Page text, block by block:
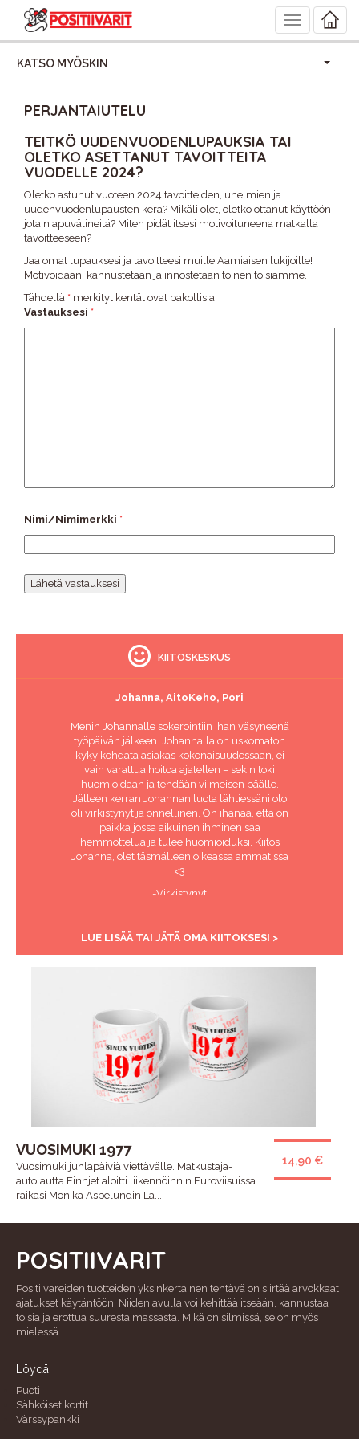
Toggle
navigation
KATSO MYÖSKIN
PERJANTAIUTELU
TEITKÖ UUDENVUODENLUPAUKSIA TAI
OLETKO ASETTANUT TAVOITTEITA
VUODELLE 2024?
Oletko astunut vuoteen 2024 tavoitteiden, unelmien ja
uudenvuodenlupausten kera? Mikäli olet, oletko ottanut käyttöön
jotain apuvälineitä? Miten pidät itsesi motivoituneena matkalla
tavoitteeseen?
Jaa omat lupauksesi ja tavoitteesi muille Aamiaisen lukijoille!
Motivoidaan, kannustetaan ja innostetaan toinen toisiamme.
Tähdellä * merkityt kentät ovat pakollisia
Vastauksesi *
Nimi/Nimimerkki *
KIITOSKESKUS
Johanna, AitoKeho, Pori
Menin Johannalle sokerointiin ihan väsyneenä
työpäivän jälkeen. Johannalla on uskomaton
kyky kohdata asiakas kokonaisuudessaan, ei
vain varattua hoitoa ajatellen – sekin toki
huomioidaan ja tehdään viimeisen päälle.
Jälleen kerran Johannan luota lähtiessäni olo
oli virkistynyt ja onnellinen. On ihanaa, että on
paikka jossa aikuinen ihminen saa
hemmottelua ja tulee huomioiduksi. Kiitos
Johanna, olet täsmälleen oikeassa ammatissa
<3
-Virkistynyt
LUE LISÄÄ TAI JÄTÄ OMA KIITOKSESI >
14,90 €
VUOSIMUKI 1977
Vuosimuki juhlapäiviä viettävälle. Matkustaja-
autolautta Finnjet aloitti liikennöinnin.Euroviisuissa
raikasi Monika Aspelundin La...
POSITIIVARIT
Positiivareiden tuotteiden yksinkertainen tehtävä on siirtää arvokkaat
ajatukset käytäntöön. Niiden avulla voi kehittää itseään, kannustaa
toisia ja erottua suuresta massasta. Mikä on silmissä, se on myös
mielessä.
Löydä
Puoti
Sähköiset kortit
Värssypankki